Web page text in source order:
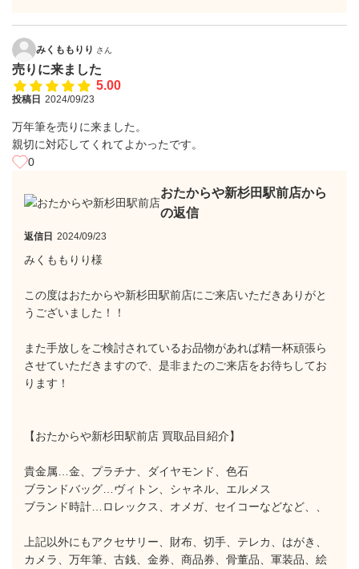
みくももりり さん
売りに来ました
5.00
投稿日 2024/09/23
万年筆を売りに来ました。
親切に対応してくれてよかったです。
0
おたからや新杉田駅前店から
の返信
返信日 2024/09/23
みくももりり様
この度はおたからや新杉田駅前店にご来店いただきありがと
うございました！！
また手放しをご検討されているお品物があれば精一杯頑張ら
させていただきますので、是非またのご来店をお待ちしてお
ります！
【おたからや新杉田駅前店 買取品目紹介】
貴金属…金、プラチナ、ダイヤモンド、色石
ブランドバッグ…ヴィトン、シャネル、エルメス
ブランド時計…ロレックス、オメガ、セイコーなどなど、、
上記以外にもアクセサリー、財布、切手、テレカ、はがき、
カメラ、万年筆、古銭、金券、商品券、骨董品、軍装品、絵